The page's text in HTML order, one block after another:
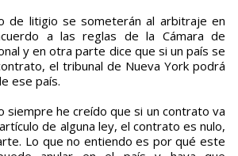
de litigio se someterán al arbitraje en
a las reglas de la Cámara de
y en otra parte dice que si un país se
el tribunal de Nueva York podrá
ese país.
siempre he creído que si un contrato va
de alguna ley, el contrato es nulo,
Lo que no entiendo es por qué este